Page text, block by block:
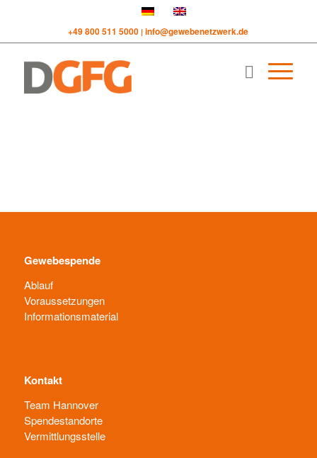
+49 800 511 5000 |info@gewebenetzwerk.de
Gewebespende
Ablauf
Voraussetzungen
Informationsmaterial
Kontakt
Team Hannover
Spendestandorte
Vermittlungsstelle